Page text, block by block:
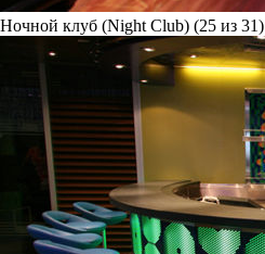
Ночной клуб (Night Club) (25 из 31)